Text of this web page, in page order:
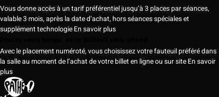
Vous donne accès à un tarif préférentiel jusqu’à 3 places par séances,
valable 3 mois, après la date d’achat, hors séances spéciales et
supplément technologieEn savoir plus
Avec le placement numéroté, vous choisissez votre fauteuil préféré dans
la salle au moment de l’achat de votre billet en ligne ou sur siteEn savoir
plus